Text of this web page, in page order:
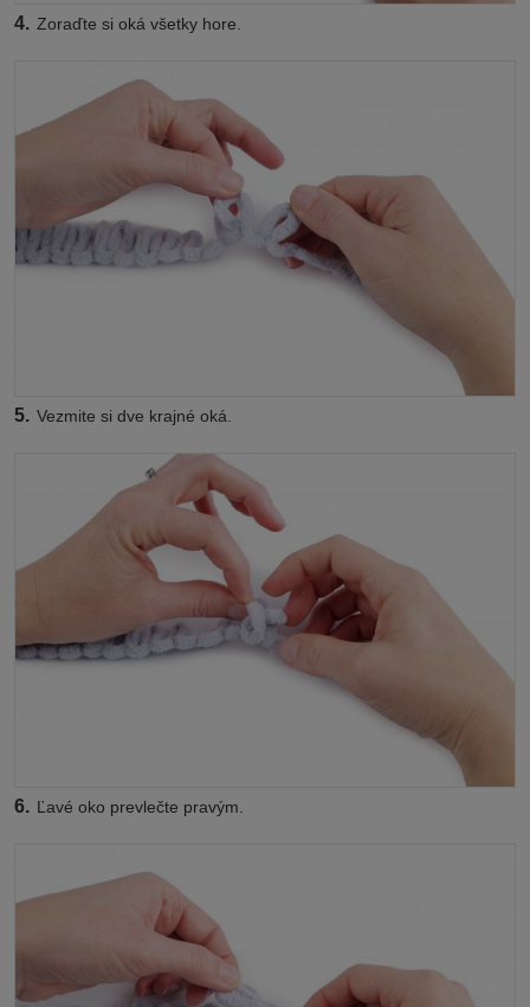
4. Zoraďte si oká všetky hore.
5. Vezmite si dve krajné oká.
6. Ľavé oko prevlečte pravým.